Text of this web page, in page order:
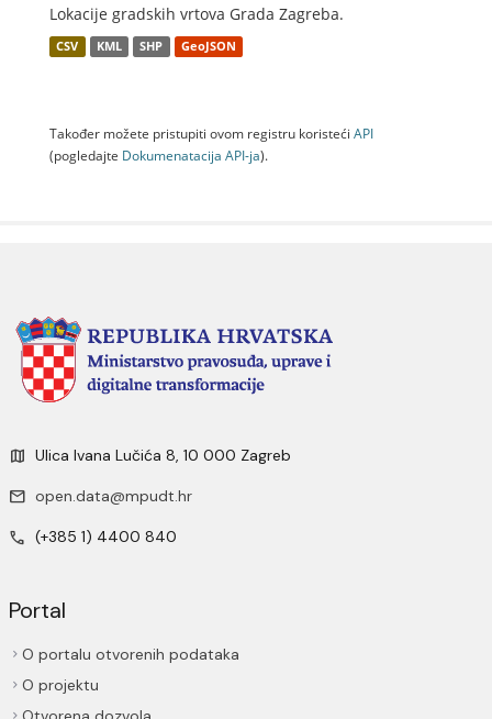
Lokacije gradskih vrtova Grada Zagreba.
CSV KML SHP GeoJSON
Također možete pristupiti ovom registru koristeći API
(pogledajte Dokumenаtаcijа API-jа).